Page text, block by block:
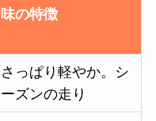
味の特徴
さっぱり軽やか。シ
ーズンの走り